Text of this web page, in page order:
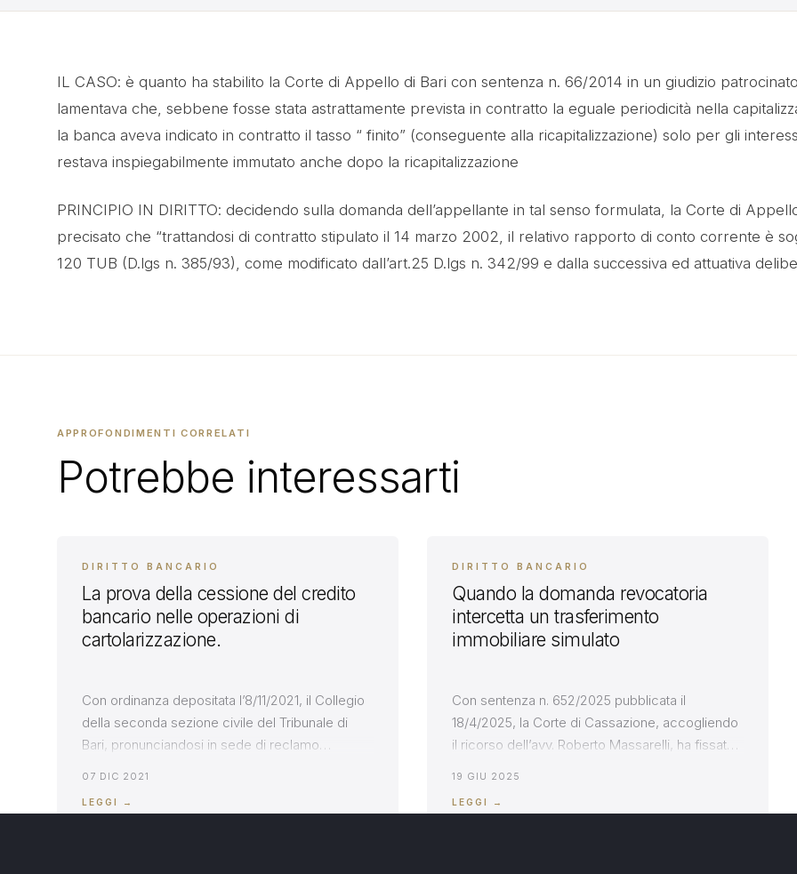
IL CASO: è quanto ha stabilito la Corte di Appello di Bari con sentenza n. 66/2014 in un giudizio
lamentava che, sebbene fosse stata astrattamente prevista in contratto la eguale periodicità nella
la banca aveva indicato in contratto il tasso “ finito” (conseguente alla ricapitalizzazione) solo per gli
restava inspiegabilmente immutato anche dopo la ricapitalizzazione
PRINCIPIO IN DIRITTO: decidendo sulla domanda dell’appellante in tal senso formulata, la Corte di
precisato che “trattandosi di contratto stipulato il 14 marzo 2002, il relativo rapporto di conto corrente è
120 TUB (D.lgs n. 385/93), come modificato dall’art.25 D.lgs n. 342/99 e dalla successiva ed attuativa
APPROFONDIMENTI CORRELATI
Potrebbe interessarti
DIRITTO BANCARIO
La prova della cessione del credito
bancario nelle operazioni di
cartolarizzazione.
Con ordinanza depositata l’8/11/2021, il Collegio
della seconda sezione civile del Tribunale di
Bari, pronunciandosi in sede di reclamo
dell’esecuzione immobiliare minacciata dalla
07 DIC 2021
LEGGI →
DIRITTO BANCARIO
Quando la domanda revocatoria
intercetta un trasferimento
immobiliare simulato
Con sentenza n. 652/2025 pubblicata il
18/4/2025, la Corte di Cassazione, accogliendo
il ricorso dell’avv. Roberto Massarelli, ha fissato
del patrimonio del debitore in quanto da questi
19 GIU 2025
LEGGI →